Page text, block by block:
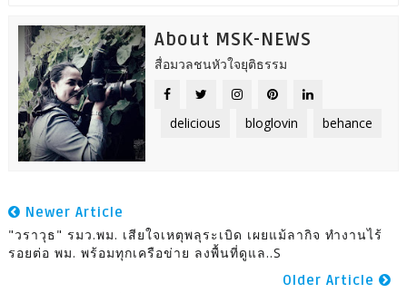
About MSK-NEWS
สื่อมวลชนหัวใจยุติธรรม
delicious bloglovin behance
Newer Article
"วราวุธ" รมว.พม. เสียใจเหตุพลุระเบิด เผยแม้ลากิจ ทำงานไร้
รอยต่อ พม. พร้อมทุกเครือข่าย ลงพื้นที่ดูแล..S
Older Article